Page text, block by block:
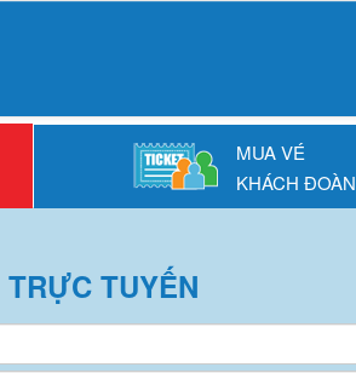
MUA VÉ
KHÁCH ĐOÀN
TRỰC TUYẾN